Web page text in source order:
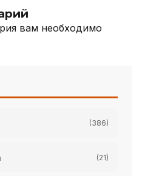
вам необходимо
(386)
(21)